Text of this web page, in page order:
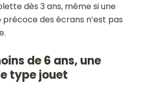
dès 3 ans, même si une
des écrans n’est pas
de 6 ans, une
type jouet